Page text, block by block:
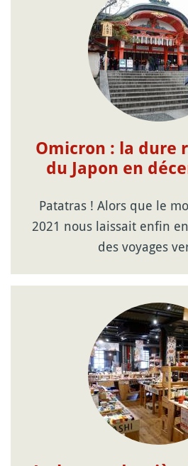
Omicron : la dure
du Japon en
Patatras ! Alors que le
2021 nous laissait enfin
des voyages